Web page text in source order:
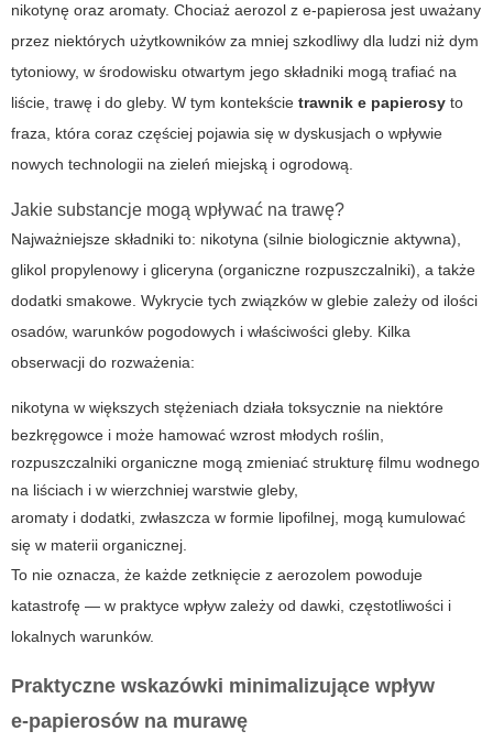
nikotynę oraz aromaty. Chociaż aerozol z e‑papierosa jest uważany
przez niektórych użytkowników za mniej szkodliwy dla ludzi niż dym
tytoniowy, w środowisku otwartym jego składniki mogą trafiać na
liście, trawę i do gleby. W tym kontekście trawnik e papierosy to
fraza, która coraz częściej pojawia się w dyskusjach o wpływie
nowych technologii na zieleń miejską i ogrodową.
Jakie substancje mogą wpływać na trawę?
Najważniejsze składniki to: nikotyna (silnie biologicznie aktywna),
glikol propylenowy i gliceryna (organiczne rozpuszczalniki), a także
dodatki smakowe. Wykrycie tych związków w glebie zależy od ilości
osadów, warunków pogodowych i właściwości gleby. Kilka
obserwacji do rozważenia:
nikotyna w większych stężeniach działa toksycznie na niektóre
bezkręgowce i może hamować wzrost młodych roślin,
rozpuszczalniki organiczne mogą zmieniać strukturę filmu wodnego
na liściach i w wierzchniej warstwie gleby,
aromaty i dodatki, zwłaszcza w formie lipofilnej, mogą kumulować
się w materii organicznej.
To nie oznacza, że każde zetknięcie z aerozolem powoduje
katastrofę — w praktyce wpływ zależy od dawki, częstotliwości i
lokalnych warunków.
Praktyczne wskazówki minimalizujące wpływ
e‑papierosów na murawę